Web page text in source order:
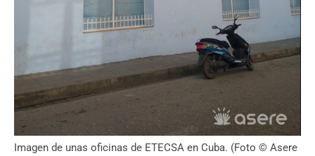
Imagen de unas oficinas de ETECSA en Cuba. (Foto © Asere